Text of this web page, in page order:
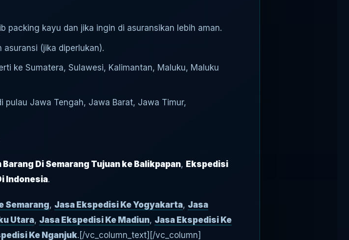
packing kayu dan jika ingin di asuransikan lebih aman.
(jika diperlukan).
ke Sumatera, Sulawesi, Kalimantan, Maluku, Maluku
pulau Jawa Tengah, Jawa Barat, Jawa Timur,
Barang Di Semarang Tujuan ke Balikpapan, Ekspedisi
Indonesia.
Semarang, Jasa Ekspedisi Ke Yogyakarta, Jasa
Utara, Jasa Ekspedisi Ke Madiun, Jasa Ekspedisi Ke
Ke Nganjuk. [/vc_column_text][/vc_column]